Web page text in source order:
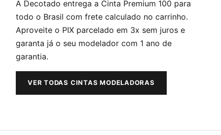
A Decotado entrega a Cinta Premium 100 para
todo o Brasil com frete calculado no carrinho.
Aproveite o PIX parcelado em 3x sem juros e
garanta já o seu modelador com 1 ano de
garantia.
VER TODAS CINTAS MODELADORAS